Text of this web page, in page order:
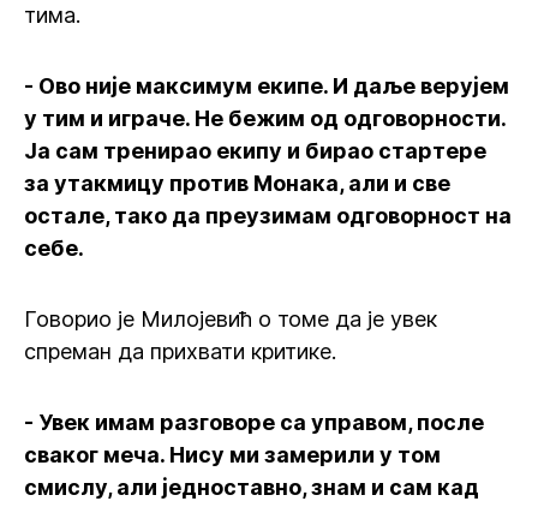
тима.
- Ово није максимум екипе. И даље верујем
у тим и играче. Не бежим од одговорности.
Ја сам тренирао екипу и бирао стартере
за утакмицу против Монака, али и све
остале, тако да преузимам одговорност на
себе.
Говорио је Милојевић о томе да је увек
спреман да прихвати критике.
- Увек имам разговоре са управом, после
сваког меча. Нису ми замерили у том
смислу, али једноставно, знам и сам кад